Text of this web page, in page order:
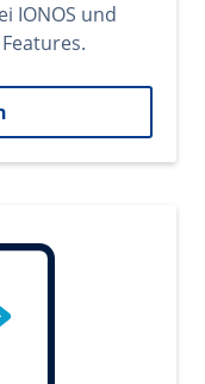
IONOS und